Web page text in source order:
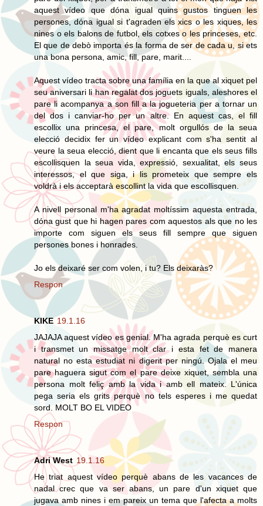
aquest vídeo que dóna igual quins gustos tinguen les
persones, dóna igual si t'agraden els xics o les xiques, les
nines o els balons de futbol, els cotxes o les princeses, etc.
El que de debò importa és la forma de ser de cada u, si ets
una bona persona, amic, fill, pare, marit....
Aquest vídeo tracta sobre una família en la que al xiquet pel
seu aniversari li han regalat dos joguets iguals, aleshores el
pare li acompanya a son fill a la jogueteria per a tornar un
del dos i canviar-ho per un altre. En aquest cas, el fill
escollix una princesa, el pare, molt orgullós de la seua
elecció decidix fer un vídeo explicant com s'ha sentit al
veure la seua elecció, dient que li encanta que els seus fills
escollisquen la seua vida, expressió, sexualitat, els seus
interessos, el que siga, i lis prometeix que sempre els
voldrà i els acceptarà escollint la vida que escollisquen.
A nivell personal m'ha agradat moltíssim aquesta entrada,
dóna gust que hi hagen pares com aquestos als que no les
importe com siguen els seus fill sempre que siguen
persones bones i honrades.
Jo els deixaré ser com volen, i tu? Els deixaràs?
Respon
KIKE 19.1.16
JAJAJA aquest vídeo es genial. M'ha agrada perquè es curt
i transmet un missatge molt clar i esta fet de manera
natural no esta estudiat ni digerit per ningú. Ojala el meu
pare haguera sigut com el pare deixe xiquet, sembla una
persona molt feliç amb la vida i amb ell mateix. L'única
pega seria els grits perquè no tels esperes i me quedat
sord. MOLT BO EL VIDEO
Respon
Adri West 19.1.16
He triat aquest vídeo perquè abans de les vacances de
nadal crec que va ser abans, un pare d'un xiquet que
jugava amb nines i em pareix un tema que l'afecta a molts